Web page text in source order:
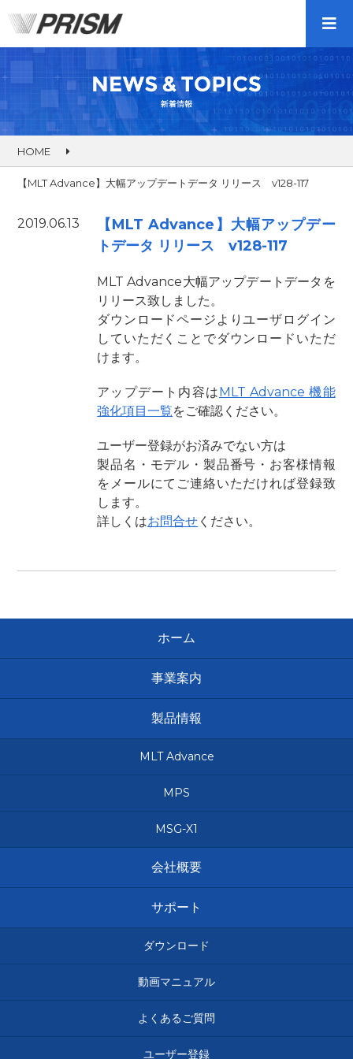
HOME
【MLT Advance】大幅アップデートデータ リリース v128-117
2019.06.13
【MLT Advance】大幅アップデー
トデータ リリース v128-117
MLT Advance大幅アップデートデータを
リリース致しました。
ダウンロードページよりユーザログイン
していただくことでダウンロードいただ
けます。
アップデート内容はMLT Advance 機能
強化項目一覧をご確認ください。
ユーザー登録がお済みでない方は
製品名・モデル・製品番号・お客様情報
をメールにてご連絡いただければ登録致
します。
詳しくはお問合せ ください。
ホーム
事業案内
製品情報
MLT Advance
MPS
MSG-X1
会社概要
サポート
ダウンロード
動画マニュアル
よくあるご質問
ユーザー登録